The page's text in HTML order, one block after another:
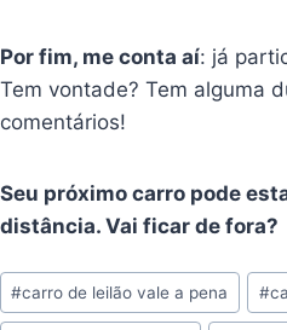
Por fim, me conta aí: já
Tem vontade? Tem alguma
comentários!
Seu próximo carro pode
distância. Vai ficar de fora?
Tags
do
#carro de leilão vale a pena #